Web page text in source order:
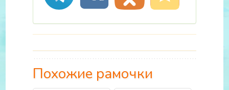
Похожие рамочки